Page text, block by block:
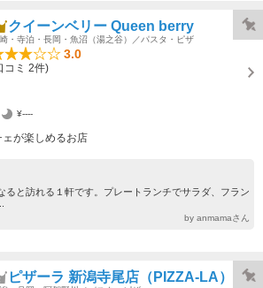
クイーンベリー Queen berry
・寺泊・長岡・魚沼（湯之谷）／パスタ・ピザ
3.0
コミ 2件)
¥----
が楽しめるお店
ると訪れる１軒です。プレートランチでサラダ、フラン
by anmamaさん
ピザーラ 新潟寺尾店（PIZZA-LA）